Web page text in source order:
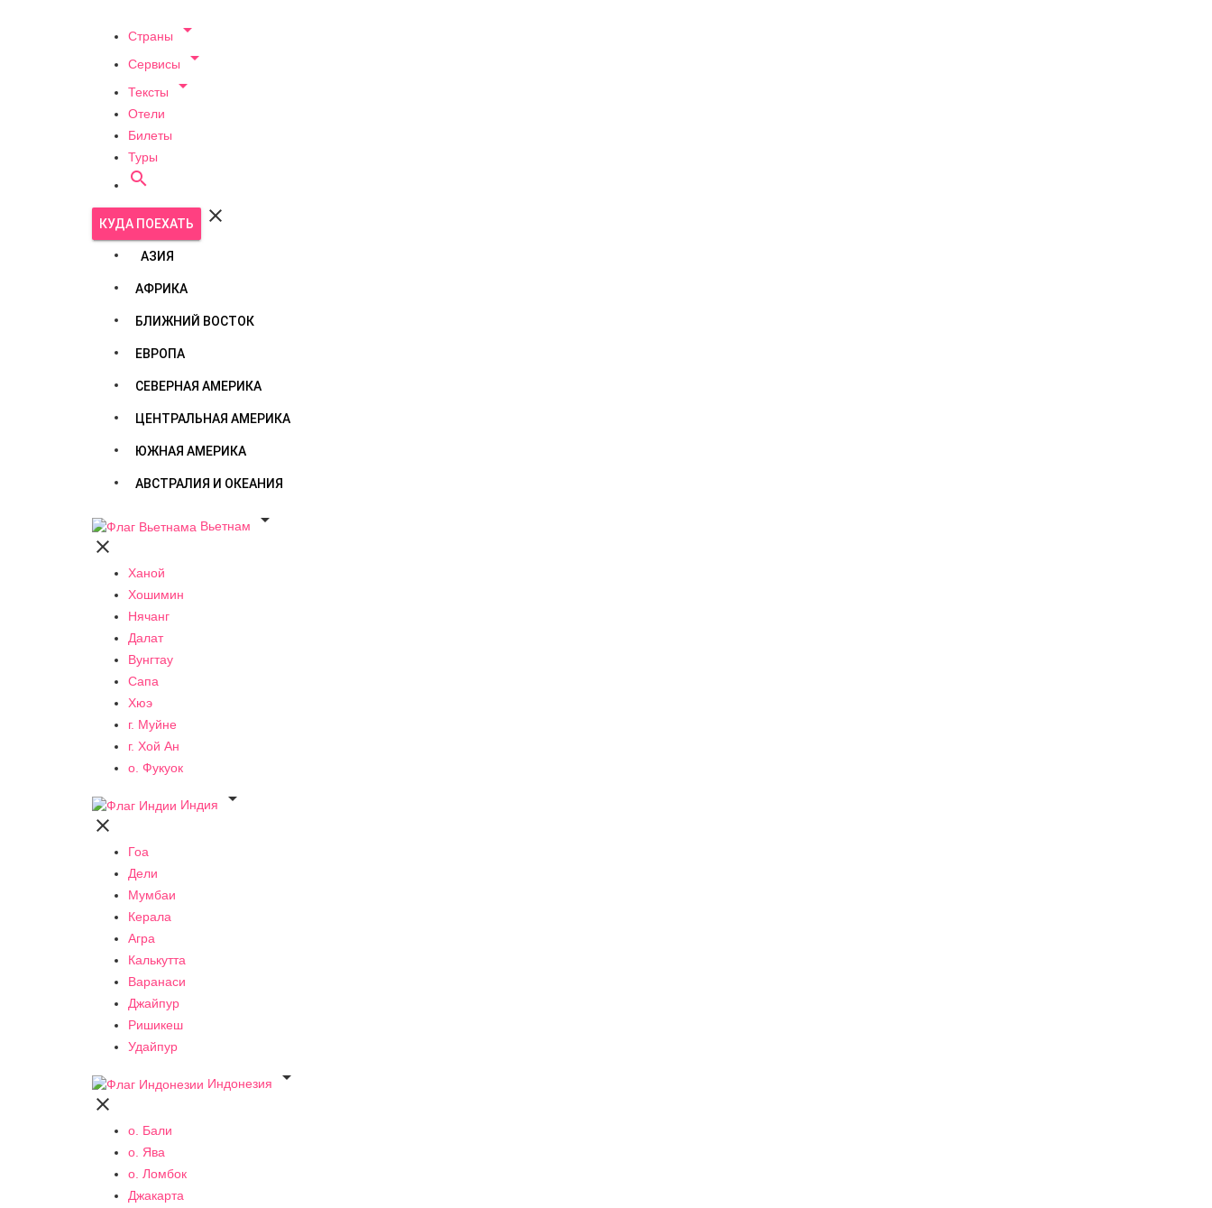
Страны 
Сервисы 
Тексты 
Отели
Билеты
Туры

КУДА ПОЕХАТЬ 
АЗИЯ
АФРИКА
БЛИЖНИЙ ВОСТОК
ЕВРОПА
СЕВЕРНАЯ АМЕРИКА
ЦЕНТРАЛЬНАЯ АМЕРИКА
ЮЖНАЯ АМЕРИКА
АВСТРАЛИЯ И ОКЕАНИЯ
Вьетнам


Ханой
Хошимин
Нячанг
Далат
Вунгтау
Сапа
Хюэ
г. Муйне
г. Хой Ан
о. Фукуок
Индия


Гоа
Дели
Мумбаи
Керала
Агра
Калькутта
Варанаси
Джайпур
Ришикеш
Удайпур
Индонезия


о. Бали
о. Ява
о. Ломбок
Джакарта